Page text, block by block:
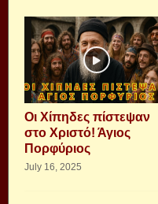
Οι Χίπηδες πίστεψαν
στο Χριστό! Άγιος
Πορφύριος
July 16, 2025